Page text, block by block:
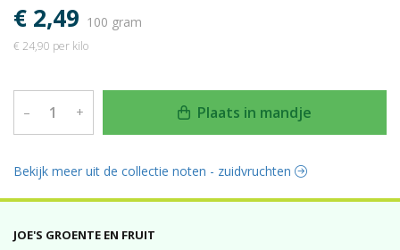
€ 2,49 100 gram
€ 24,90 per kilo
– + Plaats in mandje
Bekijk meer uit de collectie noten - zuidvruchten
JOE'S GROENTE EN FRUIT